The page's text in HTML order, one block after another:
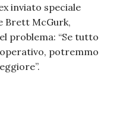
inviato speciale
Brett McGurk,
problema: “Se tutto
potremmo